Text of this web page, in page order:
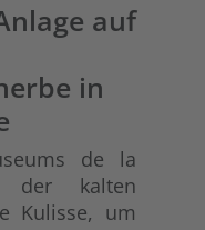
auf
in
de la
der kalten
Kulisse, um